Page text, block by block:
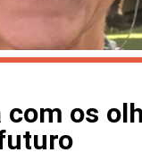
com os